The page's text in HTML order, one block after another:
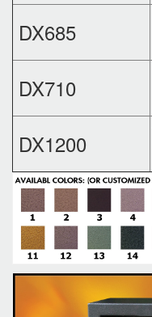
DX685
DX710
DX1200